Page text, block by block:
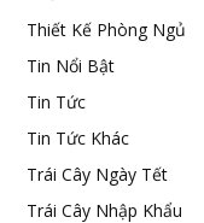
Thiết Kế Phòng Ngủ
Tin Nổi Bật
Tin Tức
Tin Tức Khác
Trái Cây Ngày Tết
Trái Cây Nhập Khẩu